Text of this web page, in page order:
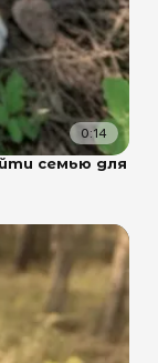
0:14
семью для